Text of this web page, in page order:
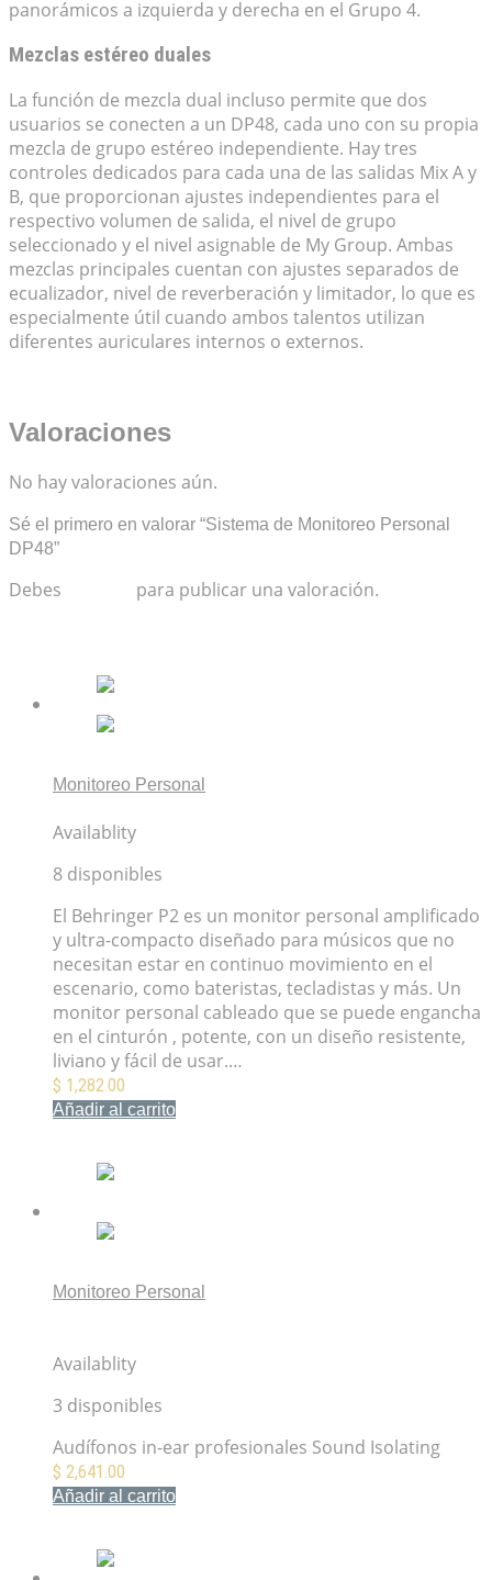
panorámicos a izquierda y derecha en el Grupo 4.
Mezclas estéreo duales
La función de mezcla dual incluso permite que dos
usuarios se conecten a un DP48, cada uno con su propia
mezcla de grupo estéreo independiente. Hay tres
controles dedicados para cada una de las salidas Mix A y
B, que proporcionan ajustes independientes para el
respectivo volumen de salida, el nivel de grupo
seleccionado y el nivel asignable de My Group. Ambas
mezclas principales cuentan con ajustes separados de
ecualizador, nivel de reverberación y limitador, lo que es
especialmente útil cuando ambos talentos utilizan
diferentes auriculares internos o externos.
Valoraciones
No hay valoraciones aún.
Sé el primero en valorar “Sistema de Monitoreo Personal
DP48”
Debes para publicar una valoración.
Monitoreo Personal
Availablity
8 disponibles
El Behringer P2 es un monitor personal amplificado
y ultra-compacto diseñado para músicos que no
necesitan estar en continuo movimiento en el
escenario, como bateristas, tecladistas y más. Un
monitor personal cableado que se puede engancha
en el cinturón , potente, con un diseño resistente,
liviano y fácil de usar.…
$ 1,282.00
Añadir al carrito
Monitoreo Personal
Availablity
3 disponibles
Audífonos in-ear profesionales Sound Isolating
$ 2,641.00
Añadir al carrito